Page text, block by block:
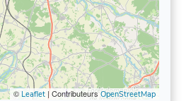
© Leaflet| ContributeursOpenStreetMap